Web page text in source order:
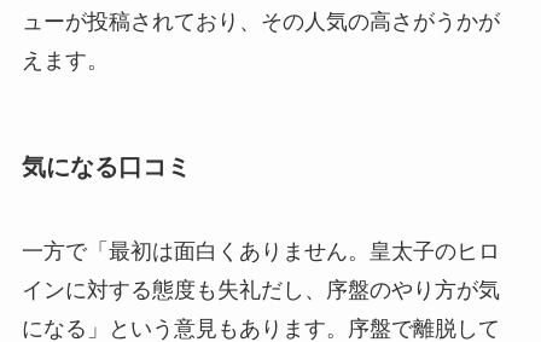
ューが投稿されており、その人気の高さがうかが
えます。
気になる口コミ
一方で「最初は面白くありません。皇太子のヒロ
インに対する態度も失礼だし、序盤のやり方が気
になる」という意見もあります。序盤で離脱して